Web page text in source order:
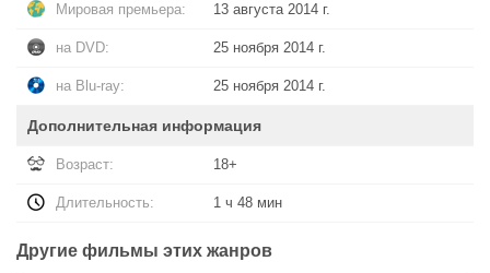
Мировая премьера: 13 августа 2014 г.
на DVD: 25 ноября 2014 г.
на Blu-ray: 25 ноября 2014 г.
Дополнительная информация
Возраст: 18+
Длительность: 1 ч 48 мин
Другие фильмы этих жанров